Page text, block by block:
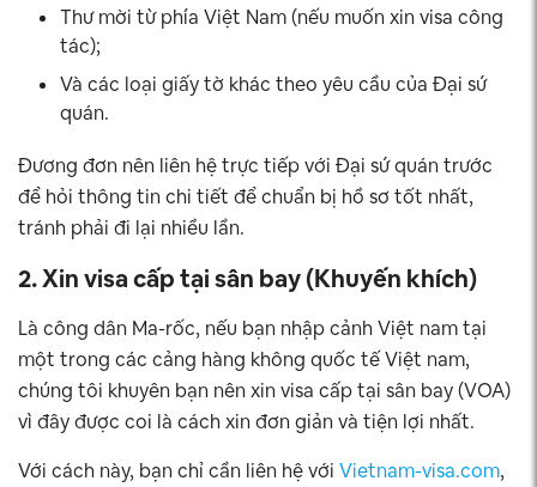
Thư mời từ phía Việt Nam (nếu muốn xin visa công
tác);
Và các loại giấy tờ khác theo yêu cầu của Đại sứ
quán.
Đương đơn nên liên hệ trực tiếp với Đại sứ quán trước
để hỏi thông tin chi tiết để chuẩn bị hồ sơ tốt nhất,
tránh phải đi lại nhiều lần.
2. Xin visa cấp tại sân bay (Khuyến khích)
Là công dân Ma-rốc, nếu bạn nhập cảnh Việt nam tại
một trong các cảng hàng không quốc tế Việt nam,
chúng tôi khuyên bạn nên xin visa cấp tại sân bay (VOA)
vì đây được coi là cách xin đơn giản và tiện lợi nhất.
Với cách này, bạn chỉ cần liên hệ với Vietnam-visa.com,